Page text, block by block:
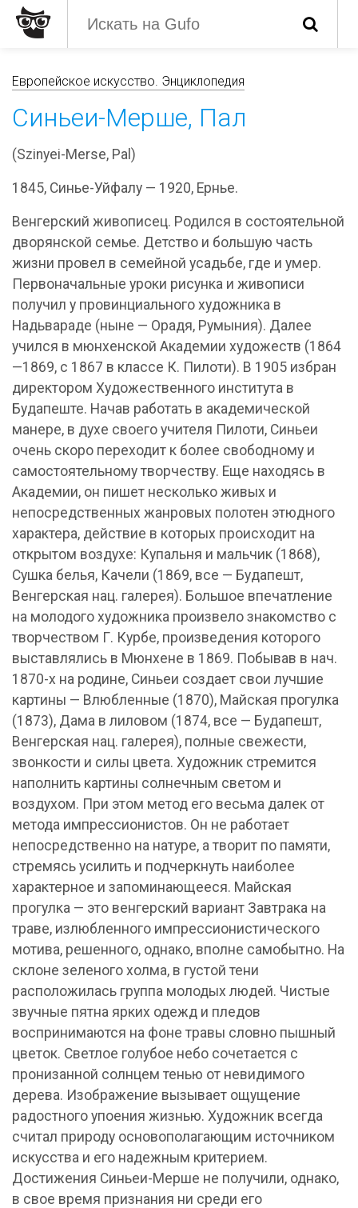
Европейское искусство. Энциклопедия
Синьеи-Мерше, Пал
(Szinyei-Merse, Pal)
1845, Синье-Уйфалу — 1920, Ернье.
Венгерский живописец. Родился в состоятельной
дворянской семье. Детство и большую часть
жизни провел в семейной усадьбе, где и умер.
Первоначальные уроки рисунка и живописи
получил у провинциального художника в
Надьвараде (ныне — Орадя, Румыния). Далее
учился в мюнхенской Академии художеств (1864
—1869, с 1867 в классе К. Пилоти). В 1905 избран
директором Художественного института в
Будапеште. Начав работать в академической
манере, в духе своего учителя Пилоти, Синьеи
очень скоро переходит к более свободному и
самостоятельному творчеству. Еще находясь в
Академии, он пишет несколько живых и
непосредственных жанровых полотен этюдного
характера, действие в которых происходит на
открытом воздухе: Купальня и мальчик (1868),
Сушка белья, Качели (1869, все — Будапешт,
Венгерская нац. галерея). Большое впечатление
на молодого художника произвело знакомство с
творчеством Г. Курбе, произведения которого
выставлялись в Мюнхене в 1869. Побывав в нач.
1870-х на родине, Синьеи создает свои лучшие
картины — Влюбленные (1870), Майская прогулка
(1873), Дама в лиловом (1874, все — Будапешт,
Венгерская нац. галерея), полные свежести,
звонкости и силы цвета. Художник стремится
наполнить картины солнечным светом и
воздухом. При этом метод его весьма далек от
метода импрессионистов. Он не работает
непосредственно на натуре, а творит по памяти,
стремясь усилить и подчеркнуть наиболее
характерное и запоминающееся. Майская
прогулка — это венгерский вариант Завтрака на
траве, излюбленного импрессионистического
мотива, решенного, однако, вполне самобытно. На
склоне зеленого холма, в густой тени
расположилась группа молодых людей. Чистые
звучные пятна ярких одежд и пледов
воспринимаются на фоне травы словно пышный
цветок. Светлое голубое небо сочетается с
пронизанной солнцем тенью от невидимого
дерева. Изображение вызывает ощущение
радостного упоения жизнью. Художник всегда
считал природу основополагающим источником
искусства и его надежным критерием.
Достижения Синьеи-Мерше не получили, однако,
в свое время признания ни среди его